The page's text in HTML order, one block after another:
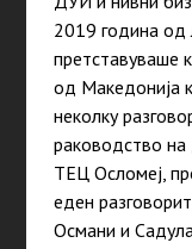
2019 година од
претставуваше
од Македонија
неколку
раководство
ТЕЦ Осломеј,
еден
Османи и